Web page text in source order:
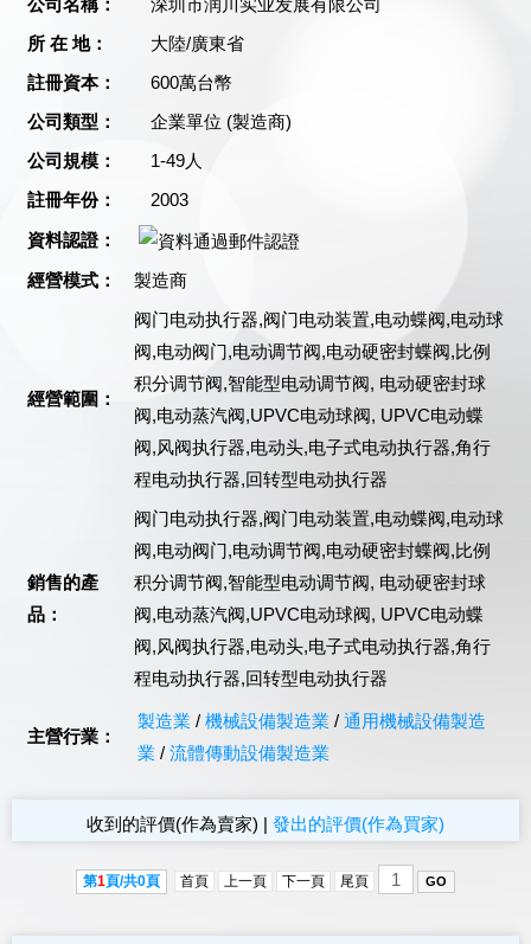
公司名稱：
深圳市润川实业发展有限公司
所 在 地：
大陸/廣東省
註冊資本：
600萬台幣
公司類型：
企業單位 (製造商)
公司規模：
1-49人
註冊年份：
2003
資料認證：
經營模式：
製造商
經營範圍：
阀门电动执行器,阀门电动装置,电动蝶阀,电动球
阀,电动阀门,电动调节阀,电动硬密封蝶阀,比例
积分调节阀,智能型电动调节阀, 电动硬密封球
阀,电动蒸汽阀,UPVC电动球阀, UPVC电动蝶
阀,风阀执行器,电动头,电子式电动执行器,角行
程电动执行器,回转型电动执行器
銷售的產
品：
阀门电动执行器,阀门电动装置,电动蝶阀,电动球
阀,电动阀门,电动调节阀,电动硬密封蝶阀,比例
积分调节阀,智能型电动调节阀, 电动硬密封球
阀,电动蒸汽阀,UPVC电动球阀, UPVC电动蝶
阀,风阀执行器,电动头,电子式电动执行器,角行
程电动执行器,回转型电动执行器
主營行業：
製造業 / 機械設備製造業 / 通用機械設備製造
業 / 流體傳動設備製造業
收到的評價(作為賣家) | 發出的評價(作為買家)
第1頁/共0頁 首頁 上一頁 下一頁 尾頁